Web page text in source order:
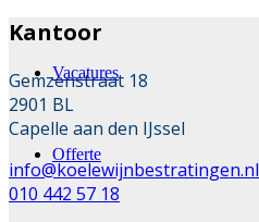
Vacatures
Offerte
Kantoor
Gemzenstraat 18
2901 BL
Capelle aan den IJssel
info@koelewijnbestratingen.nl
010 442 57 18